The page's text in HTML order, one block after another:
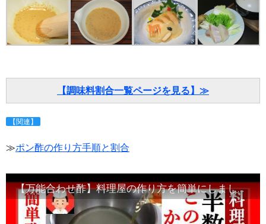
【調味料割合一覧ページを見る】≫
【関連】
≫ポン酢の作り方手順と割合
【万能合わせ酢】料理屋の作り方を簡単にしましたのでお役立ていただければ幸いです